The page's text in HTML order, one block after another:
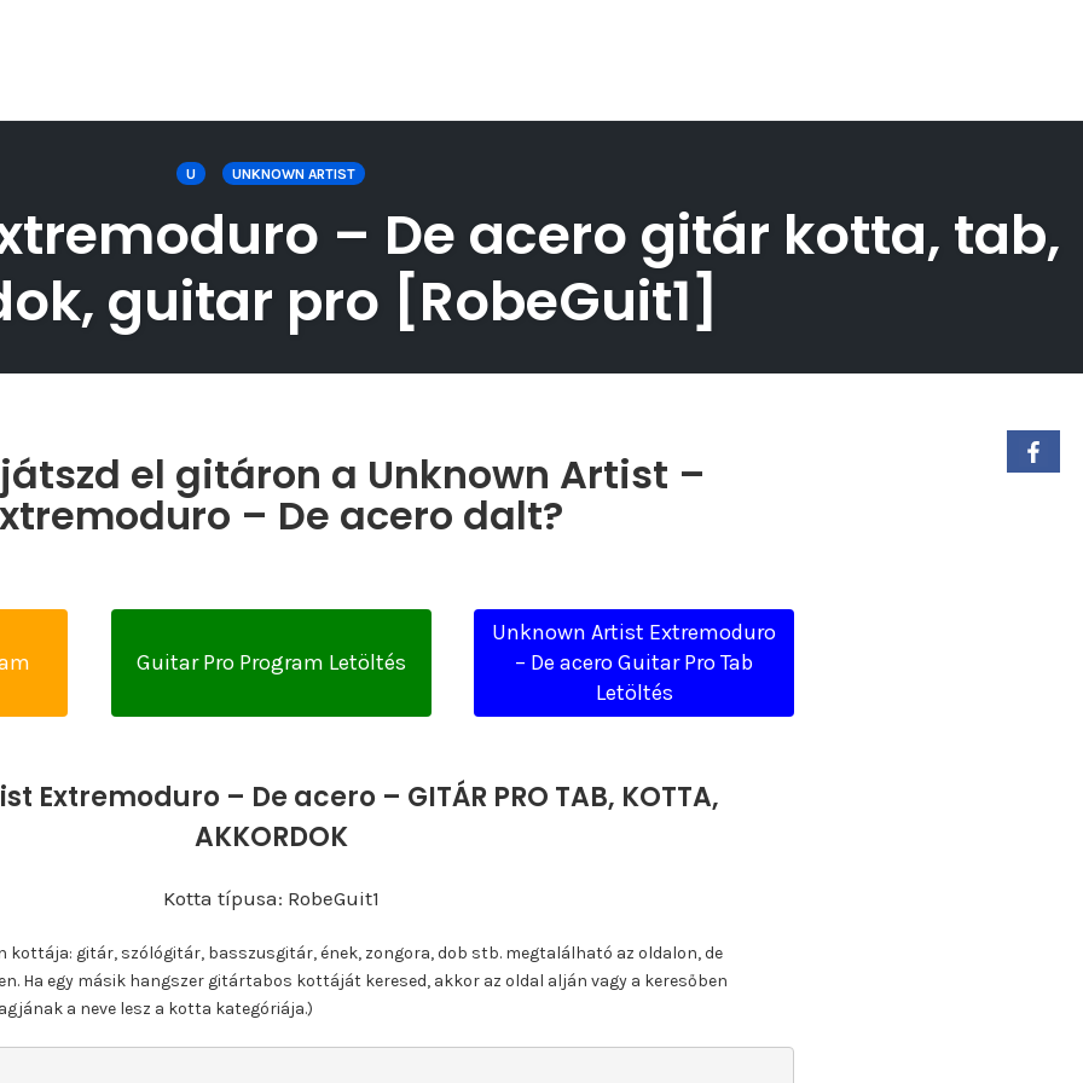
U UNKNOWN ARTIST
– De acero gitár kotta, tab,
guitar pro [RobeGuit1]
el gitáron a Unknown Artist –
– De acero dalt?
Guitar Pro Program Letöltés
Unknown Artist Extremoduro
– De acero Guitar Pro Tab
Letöltés
Extremoduro – De acero – GITÁR PRO TAB, KOTTA,
AKKORDOK
Kotta típusa: RobeGuit1
kottája: gitár, szólógitár, basszusgitár, ének, zongora, dob stb. megtalálható az oldalon, de
Ha egy másik hangszer gitártabos kottáját keresed, akkor az oldal alján vagy a keresőben
a neve lesz a kotta kategóriája.)